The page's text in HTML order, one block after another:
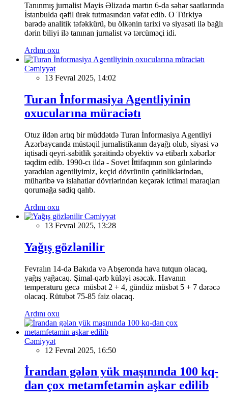
Tanınmış jurnalist Mayis Əlizadə martın 6-da səhər saatlarında
İstanbulda qəfil ürək tutmasından vəfat edib. O Türkiyə
barədə analitik təfəkkürü, bu ölkənin tarixi və siyasəti ilə bağlı
dərin biliyi ilə tanınan jurnalist və tərcüməçi idi.
Ardını oxu
Cəmiyyət
13 Fevral 2025, 14:02
Turan İnformasiya Agentliyinin
oxucularına müraciətı
Otuz ildən artıq bir müddətdə Turan İnformasiya Agentliyi
Azərbaycanda müstəqil jurnalistikanın dayağı olub, siyasi və
iqtisadi qeyri-sabitlik şəraitində obyektiv və etibarlı xəbərlər
təqdim edib. 1990-cı ildə - Sovet İttifaqının son günlərində
yaradılan agentliyimiz, keçid dövrünün çətinliklərindən,
müharibə və islahatlar dövrlərindən keçərək ictimai maraqları
qorumağa sadiq qalıb.
Ardını oxu
Cəmiyyət
13 Fevral 2025, 13:28
Yağış gözlənilir
Fevralın 14-də Bakıda və Abşeronda hava tutqun olacaq,
yağış yağacaq. Şimal-qərb küləyi əsəcək. Havanın
temperaturu gecə müsbət 2 + 4, gündüz müsbət 5 + 7 dərəcə
olacaq. Rütubət 75-85 faiz olacaq.
Ardını oxu
Cəmiyyət
12 Fevral 2025, 16:50
İrandan gələn yük maşınında 100 kq-
dan çox metamfetamin aşkar edilib